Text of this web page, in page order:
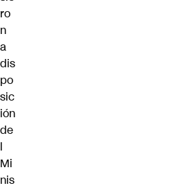
ro
n
a
dis
po
sic
ión
de
l
Mi
nis